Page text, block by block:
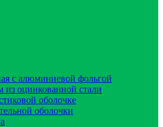
с алюминиевой фольгой
из оцинкованной стали
оболочке
оболочки